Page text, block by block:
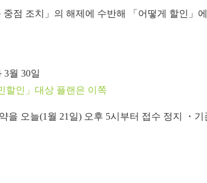
점 조치」의 해제에 수반해 「어떻게 할인」
3월 30일
할인」대상 플랜은 이쪽
을 오늘(1월 21일) 오후 5시부터 접수 정지 ・